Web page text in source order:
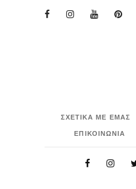
ΣΧΕΤΙΚΑ ΜΕ ΕΜΑΣ
ΕΠΙΚΟΙΝΩΝΙΑ